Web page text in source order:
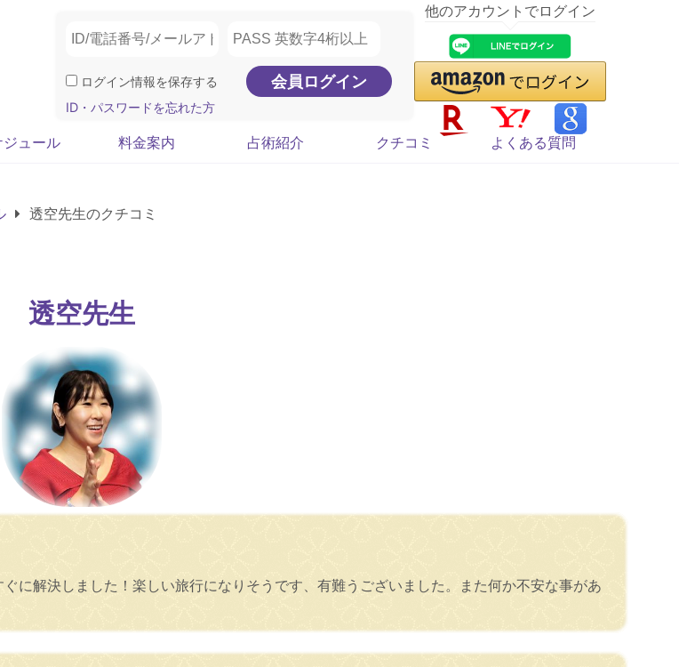
ログイン情報を保存する
ID・パスワードを忘れた方
他のアカウントでログイン
ジュール 料金案内 占術紹介 クチコミ よくある質問
透空先生のクチコミ
透空先生
に解決しました！楽しい旅行になりそうです、有難うございました。また何か不安な事があ